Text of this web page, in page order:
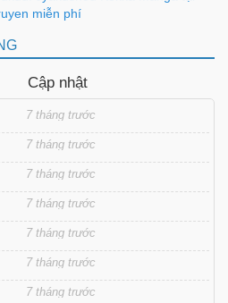
miễn phí
Cập nhật
7 tháng trước
7 tháng trước
7 tháng trước
7 tháng trước
7 tháng trước
7 tháng trước
7 tháng trước